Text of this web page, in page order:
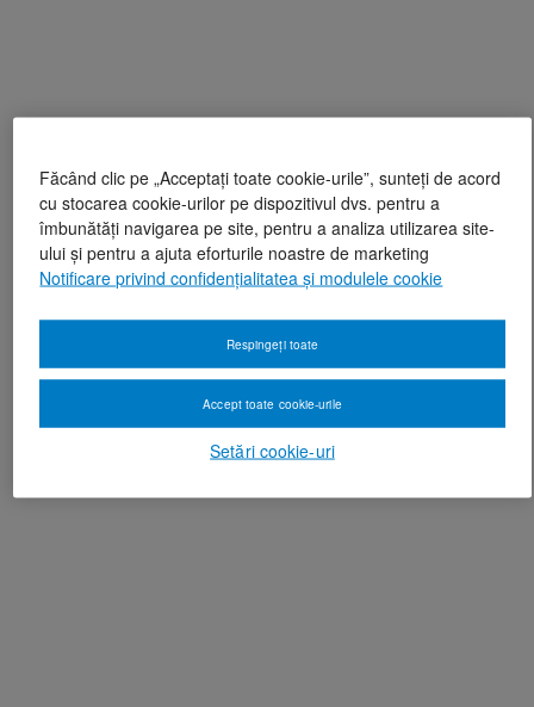
Făcând clic pe „Acceptați toate cookie-urile”, sunteți de acord
cu stocarea cookie-urilor pe dispozitivul dvs. pentru a
îmbunătăți navigarea pe site, pentru a analiza utilizarea site-
ului și pentru a ajuta eforturile noastre de marketing
Notificare privind confidențialitatea și modulele cookie
Setări cookie-uri
Respingeți toate
Accept toate cookie-urile